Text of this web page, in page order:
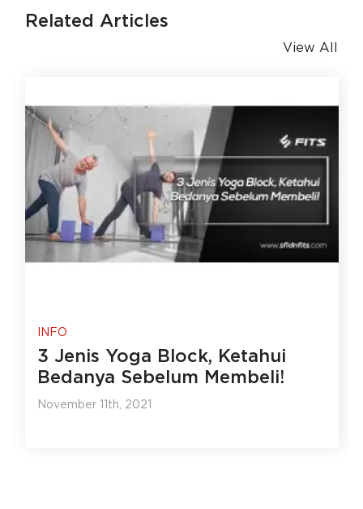
Related Articles
View All
INFO
3 Jenis Yoga Block, Ketahui
Bedanya Sebelum Membeli!
November 11th, 2021